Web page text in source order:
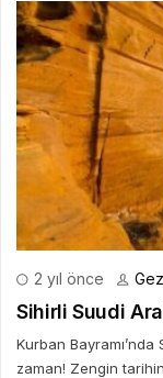
2 yıl önce
Sihirli Suudi
Kurban
zaman! Zengin